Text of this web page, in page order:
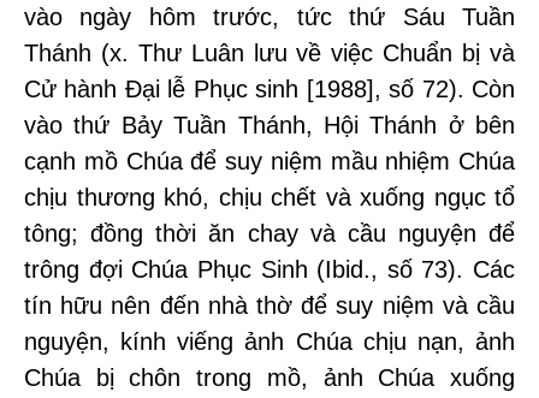
vào ngày hôm trước, tức thứ Sáu Tuần
Thánh (x. Thư Luân lưu về việc Chuẩn bị và
Cử hành Đại lễ Phục sinh [1988], số 72). Còn
vào thứ Bảy Tuần Thánh, Hội Thánh ở bên
cạnh mồ Chúa để suy niệm mầu nhiệm Chúa
chịu thương khó, chịu chết và xuống ngục tổ
tông; đồng thời ăn chay và cầu nguyện để
trông đợi Chúa Phục Sinh (Ibid., số 73). Các
tín hữu nên đến nhà thờ để suy niệm và cầu
nguyện, kính viếng ảnh Chúa chịu nạn, ảnh
Chúa bị chôn trong mồ, ảnh Chúa xuống